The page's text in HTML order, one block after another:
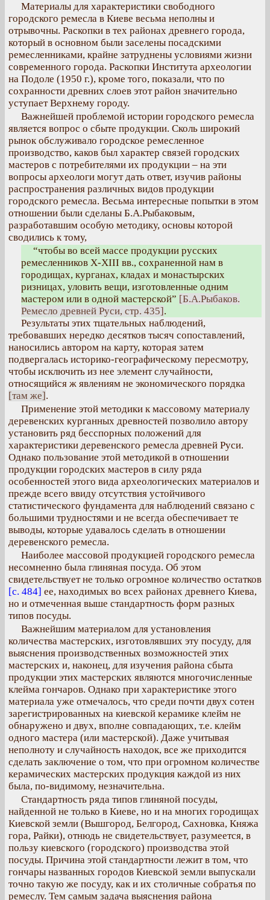
Материалы для характеристики свободного
городского ремесла в Киеве весьма неполны и
отрывочны. Раскопки в тех районах древнего города,
который в основном были заселены посадскими
ремесленниками, крайне затруднены условиями жизни
современного города. Раскопки Института археологии
на Подоле (1950 г.), кроме того, показали, что по
сохранности древних слоев этот район значительно
уступает Верхнему городу.
Важнейшей проблемой истории городского ремесла
является вопрос о сбыте продукции. Сколь широкий
рынок обслуживало городское ремесленное
производство, каков был характер связей городских
мастеров с потребителями их продукции – на эти
вопросы археологи могут дать ответ, изучив районы
распространения различных видов продукции
городского ремесла. Весьма интересные попытки в этом
отношении были сделаны Б.А.Рыбаковым,
разработавшим особую методику, основы которой
сводились к тому,
“чтобы во всей массе продукции русских
ремесленников Х-XIII вв., сохраненной нам в
городищах, курганах, кладах и монастырских
ризницах, уловить вещи, изготовленные одним
мастером или в одной мастерской” [Б.А.Рыбаков.
Ремесло древней Руси, стр. 435].
Результаты этих тщательных наблюдений,
требовавших нередко десятков тысяч сопоставлений,
наносились автором на карту, которая затем
подвергалась историко-географическому пересмотру,
чтобы исключить из нее элемент случайности,
относящийся ж явлениям не экономического порядка
[там же].
Применение этой методики к массовому материалу
деревенских курганных древностей позволило автору
установить ряд бесспорных положений для
характеристики деревенского ремесла древней Руси.
Однако пользование этой методикой в отношении
продукции городских мастеров в силу ряда
особенностей этого вида археологических материалов и
прежде всего ввиду отсутствия устойчивого
статистического фундамента для наблюдений связано с
большими трудностями и не всегда обеспечивает те
выводы, которые удавалось сделать в отношении
деревенского ремесла.
Наиболее массовой продукцией городского ремесла
несомненно была глиняная посуда. Об этом
свидетельствует не только огромное количество остатков
[с. 484] ее, находимых во всех районах древнего Киева,
но и отмеченная выше стандартность форм разных
типов посуды.
Важнейшим материалом для установления
количества мастерских, изготовлявших эту посуду, для
выяснения производственных возможностей этих
мастерских и, наконец, для изучения района сбыта
продукции этих мастерских являются многочисленные
клейма гончаров. Однако при характеристике этого
материала уже отмечалось, что среди почти двух сотен
зарегистрированных на киевской керамике клейм не
обнаружено и двух, вполне совпадающих, т.е. клейм
одного мастера (или мастерской). Даже учитывая
неполноту и случайность находок, все же приходится
сделать заключение о том, что при огромном количестве
керамических мастерских продукция каждой из них
была, по-видимому, незначительна.
Стандартность ряда типов глиняной посуды,
найденной не только в Киеве, но и на многих городищах
Киевской земли (Вышгород, Белгород, Сахновка, Княжа
гора, Райки), отнюдь не свидетельствует, разумеется, в
пользу киевского (городского) производства этой
посуды. Причина этой стандартности лежит в том, что
гончары названных городов Киевской земли выпускали
точно такую же посуду, как и их столичные собратья по
ремеслу. Тем самым задача выяснения района